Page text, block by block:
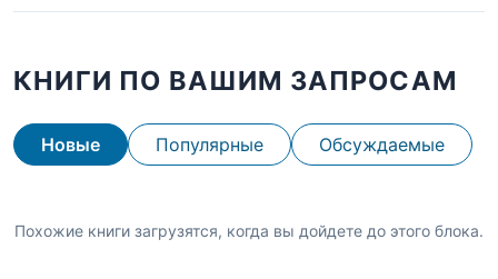
КНИГИ ПО ВАШИМ ЗАПРОСАМ
Новые Популярные Обсуждаемые
Похожие книги загрузятся, когда вы дойдете до этого блока.